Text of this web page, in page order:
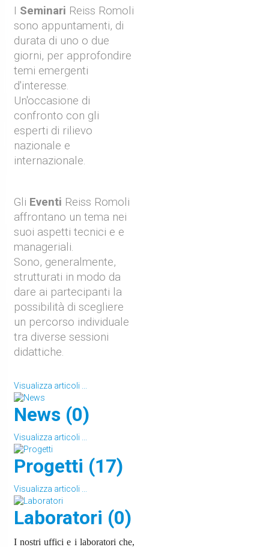
I Seminari Reiss Romoli
sono appuntamenti, di
durata di uno o due
giorni, per approfondire
temi emergenti
d'interesse.
Un'occasione di
confronto con gli
esperti di rilievo
nazionale e
internazionale.
Gli Eventi Reiss Romoli
affrontano un tema nei
suoi aspetti tecnici e e
manageriali.
Sono, generalmente,
strutturati in modo da
dare ai partecipanti la
possibilità di scegliere
un percorso individuale
tra diverse sessioni
didattiche.
Visualizza articoli ...
News (0)
Visualizza articoli ...
Progetti (17)
Visualizza articoli ...
Laboratori (0)
I nostri uffici e i laboratori che,